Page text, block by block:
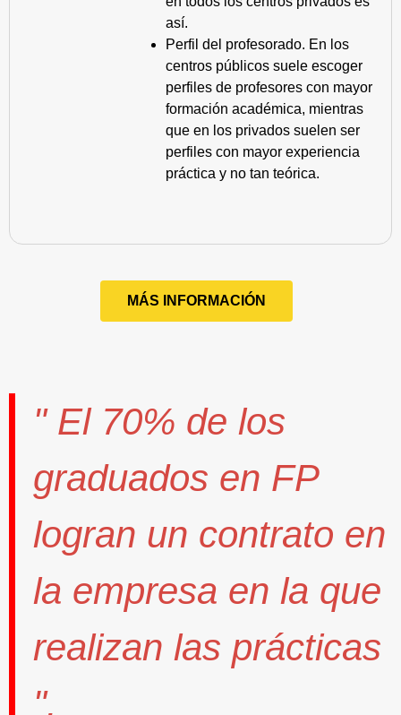
así.
Perfil del profesorado. En los
centros públicos suele escoger
perfiles de profesores con mayor
formación académica, mientras
que en los privados suelen ser
perfiles con mayor experiencia
práctica y no tan teórica.
MÁS INFORMACIÓN
" El 70% de los
graduados en FP
logran un contrato en
la empresa en la que
realizan las prácticas
".